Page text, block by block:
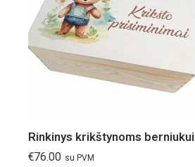
Rinkinys krikštynoms berniukui
€76.00 su PVM